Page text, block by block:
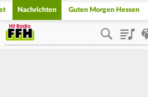
Nachrichten Guten Morgen Hessen
Playlist